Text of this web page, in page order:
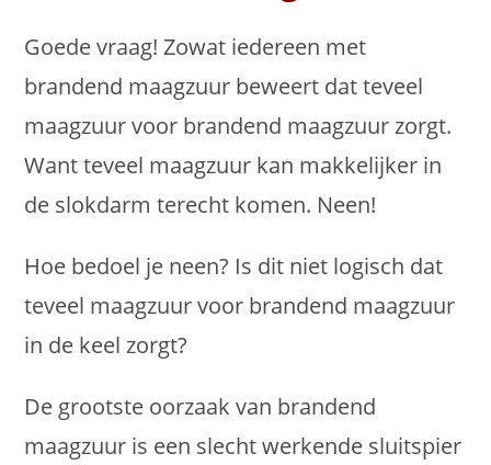
Goede vraag! Zowat iedereen met
brandend maagzuur beweert dat teveel
maagzuur voor brandend maagzuur zorgt.
Want teveel maagzuur kan makkelijker in
de slokdarm terecht komen. Neen!
Hoe bedoel je neen? Is dit niet logisch dat
teveel maagzuur voor brandend maagzuur
in de keel zorgt?
De grootste oorzaak van brandend
maagzuur is een slecht werkende sluitspier